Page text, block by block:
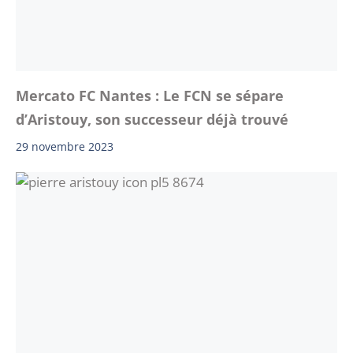
Mercato FC Nantes : Le FCN se sépare
d’Aristouy, son successeur déjà trouvé
29 novembre 2023